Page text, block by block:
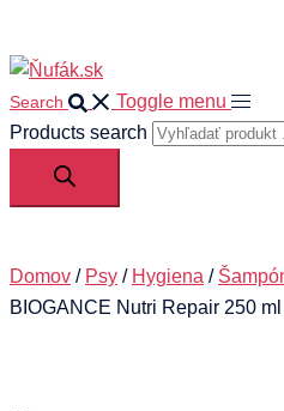
Search
Toggle menu
Products search
Domov / Psy / Hygiena /
BIOGANCE Nutri Repair 250